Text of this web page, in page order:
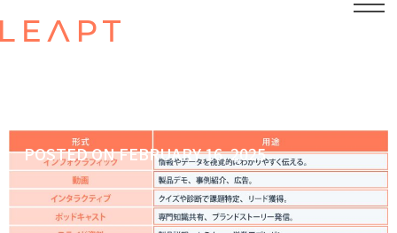
POSTED ONFEBRUARY 16, 2025